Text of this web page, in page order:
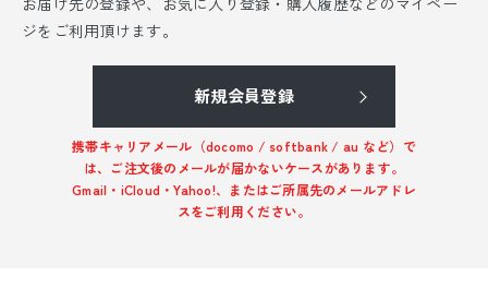
着物の種類から探す
振袖レンタル
卒業式袴レンタル
ジをご利用頂けます。
新規会員登録
携帯キャリアメール（docomo / softbank / au など）で
は、ご注文後のメールが届かないケースがあります。
Gmail・iCloud・Yahoo!、またはご所属先のメールアドレ
スをご利用ください。